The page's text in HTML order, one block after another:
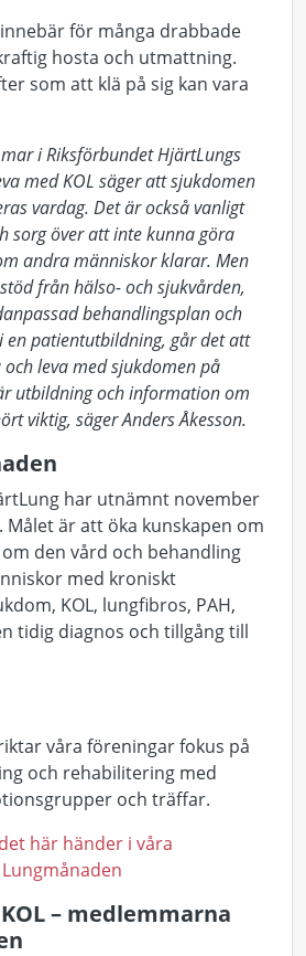
för många drabbade
hosta och utmattning.
som att klä på sig kan vara
i Riksförbundet HjärtLungs
med KOL säger att sjukdomen
vardag. Det är också vanligt
sorg över att inte kunna göra
andra människor klarar. Men
från hälso- och sjukvården,
behandlingsplan och
patientutbildning, går det att
leva med sjukdomen på
utbildning och information om
viktig, säger Anders Åkesson.
har utnämnt november
är att öka kunskapen om
den vård och behandling
med kroniskt
KOL, lungfibros, PAH,
tidig diagnos och tillgång till
våra föreningar fokus på
och rehabilitering med
och träffar.
här händer i våra
– medlemmarna